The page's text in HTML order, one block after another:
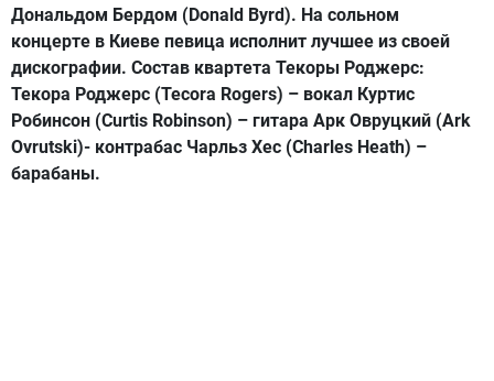
Дональдом Бердом (Donald Byrd). На сольном
концерте в Киеве певица исполнит лучшее из своей
дискографии. Состав квартета Текоры Роджерс:
Текора Роджерс (Tecora Rogers) – вокал Куртис
Робинсон (Curtis Robinson) – гитара Арк Овруцкий (Ark
Ovrutski)- контрабас Чарльз Хес (Charles Heath) –
барабаны.